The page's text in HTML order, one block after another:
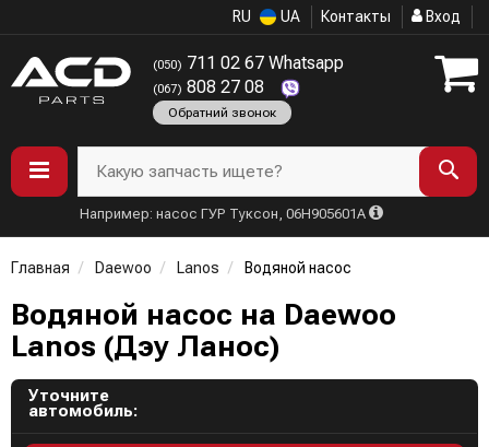
RU UA Контакты Вход
(050) 711 02 67 Whatsapp
(067) 808 27 08
Обратний звонок
Какую запчасть ищете?
Например: насос ГУР Туксон, 06H905601A
Главная Daewoo Lanos Водяной насос
Водяной насос на Daewoo
Lanos (Дэу Ланос)
Уточните
автомобиль: